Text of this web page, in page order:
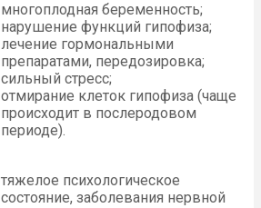
многоплодная беременность;
нарушение функций гипофиза;
лечение гормональными
препаратами, передозировка;
сильный стресс;
отмирание клеток гипофиза (чаще
происходит в послеродовом
периоде).
тяжелое психологическое
состояние, заболевания нервной